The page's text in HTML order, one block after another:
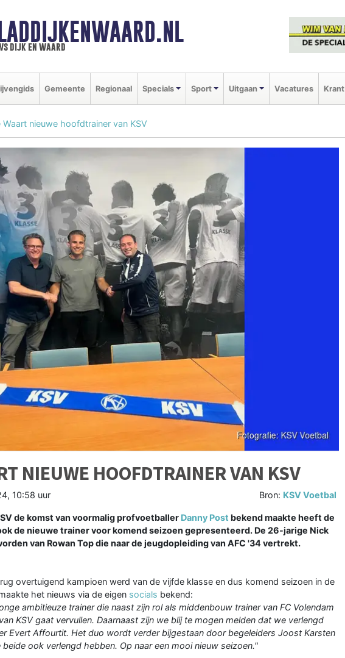
dijk en waard
Gemeente Regionaal Specials Sport Uitgaan Vacatures Krant
Waart nieuwe hoofdtrainer van KSV
NIEUWE HOOFDTRAINER VAN KSV
10:58 uur Bron: KSV Voetbal
de komst van voormalig profvoetballer Danny Post bekend maakte heeft de
de nieuwe trainer voor komend seizoen gepresenteerd. De 26-jarige Nick
van Rowan Top die naar de jeugdopleiding van AFC '34 vertrekt.
overtuigend kampioen werd van de vijfde klasse en dus komend seizoen in de
het nieuws via de eigen socials bekend:
ambitieuze trainer die naast zijn rol als middenbouw trainer van FC Volendam
KSV gaat vervullen. Daarnaast zijn we blij te mogen melden dat we verlengd
Evert Affourtit. Het duo wordt verder bijgestaan door begeleiders Joost Karsten
ook verlengd hebben. Op naar een mooi nieuw seizoen."